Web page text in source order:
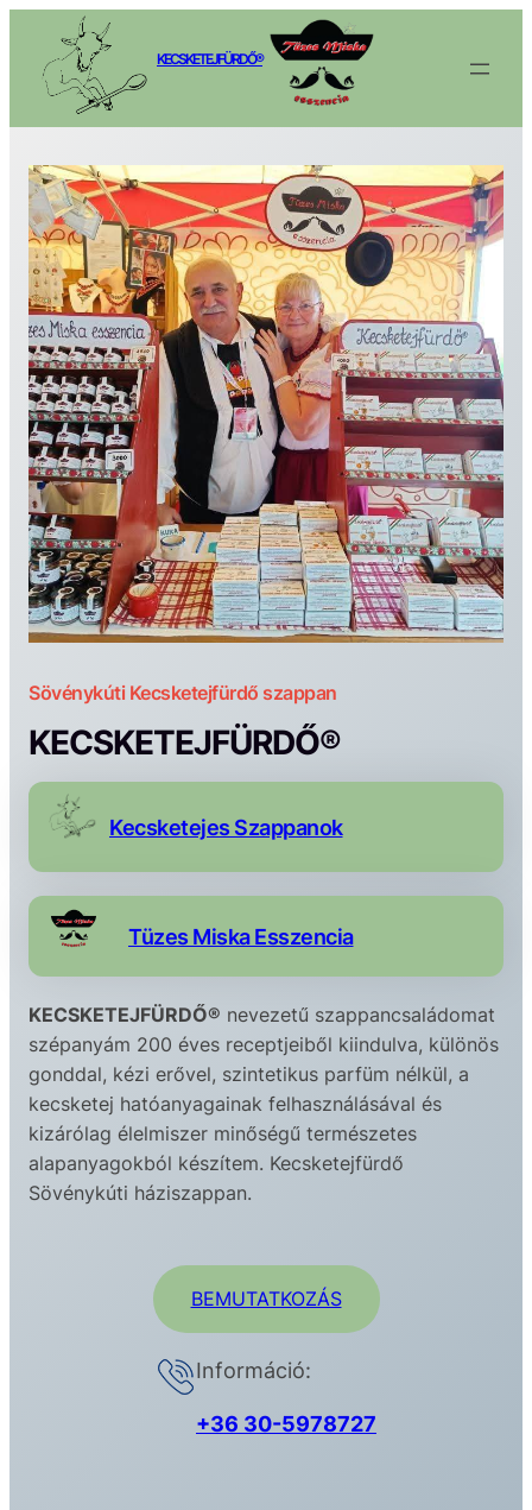
tartalomhoz
KECSKETEJFÜRDŐ®
Sövénykúti Kecsketejfürdő szappan
KECSKETEJFÜRDŐ®
Kecsketejes Szappanok
Tüzes Miska Esszencia
KECSKETEJFÜRDŐ® nevezetű szappancsaládomat
szépanyám 200 éves receptjeiből kiindulva, különös
gonddal, kézi erővel, szintetikus parfüm nélkül, a
kecsketej hatóanyagainak felhasználásával és
kizárólag élelmiszer minőségű természetes
alapanyagokból készítem. Kecsketejfürdő
Sövénykúti háziszappan.
BEMUTATKOZÁS
Információ:
+36 30-5978727